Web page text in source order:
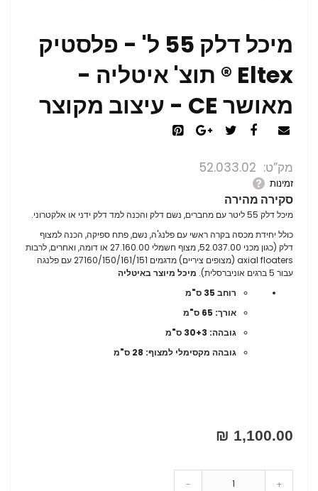
מיכל דלק 55 ל' - פלסטיק
Eltex ® תוצ' איטליה -
מאושר CE - עיצוב מקוצר
מק”ט 52.033.02
זמינות
סקירה מהירה
מיכל דלק 55 ליטר עם מחברים, נשם דלק והכנה למד דלק ידני או אלקטרוני.
כולל יחידת מכסה בקרה ראשי עם פלנג'ה, נשם, פתח ספיקה, הכנה למצוף
דלק (כגון מכני 52.037.00, מצוף חשמלי 27.160.00 או דומה, ואחרים, לרבות
axial floaters (מצופים ציריים) מדגמים 27160/150/161/151 עם פלנגה
עבור 5 ברגים אוניברסלית).
מיכל מיוצר באיטליה
רוחב 35 ס"מ
אורך: 65 ס"מ
גובהה: 30+3 ס"מ
גובהה מקסימלי למצוף: 28 ס"מ
1,100.00 ₪
- +